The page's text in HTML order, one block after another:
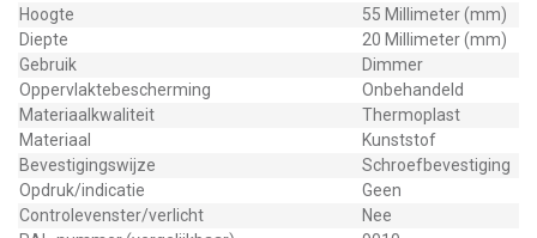
Hoogte
55 Millimeter (mm)
Diepte
20 Millimeter (mm)
Gebruik
Dimmer
Oppervlaktebescherming
Onbehandeld
Materiaalkwaliteit
Thermoplast
Materiaal
Kunststof
Bevestigingswijze
Schroefbevestiging
Opdruk/indicatie
Geen
Controlevenster/verlicht
Nee